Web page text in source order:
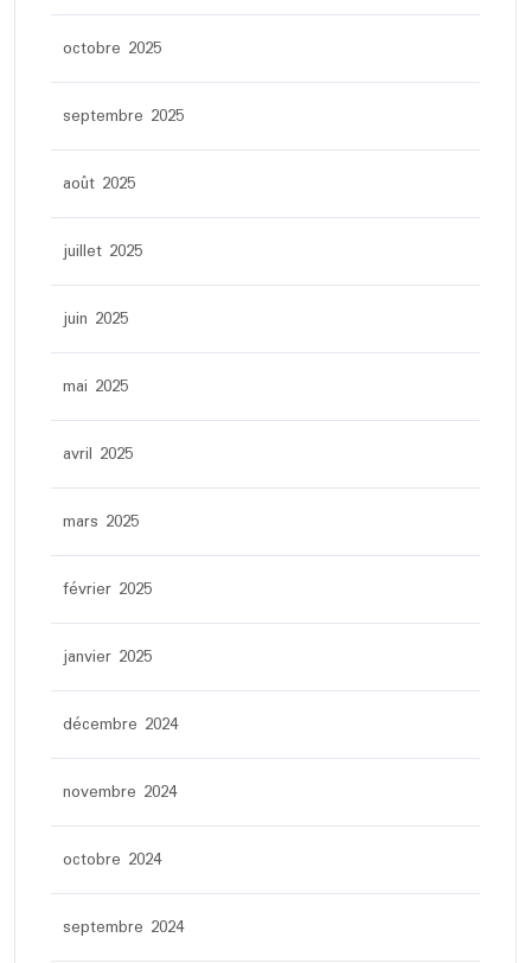
octobre 2025
septembre 2025
août 2025
juillet 2025
juin 2025
mai 2025
avril 2025
mars 2025
février 2025
janvier 2025
décembre 2024
novembre 2024
octobre 2024
septembre 2024